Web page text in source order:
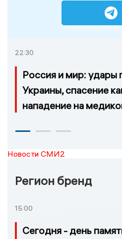
22:30
Россия и мир: удары
Украины, спасение
нападение на
Новости СМИ2
Регион бренд
15:00
Сегодня - день